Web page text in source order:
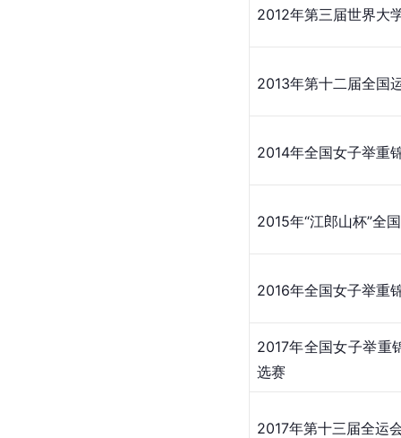
2012年第三届世界大
2013年第十二届全国
2014年全国女子举重
2015年“江郎山杯”全
2016年全国女子举重
2017年全国女子举重
选赛
2017年第十三届全运